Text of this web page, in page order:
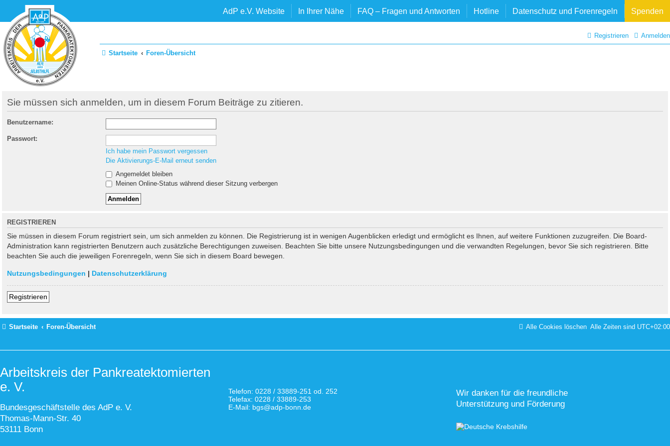
AdP e.V. Website In Ihrer Nähe FAQ – Fragen und Antworten Hotline Datenschutz und Forenregeln Spenden
Anmelden
Registrieren
Startseite Foren-Übersicht
Sie müssen sich anmelden, um in diesem Forum Beiträge zu zitieren.
Benutzername:
Passwort:
Ich habe mein Passwort vergessen
Die Aktivierungs-E-Mail erneut senden
Angemeldet bleiben
Meinen Online-Status während dieser Sitzung verbergen
REGISTRIEREN
Sie müssen in diesem Forum registriert sein, um sich anmelden zu können. Die Registrierung ist in wenigen Augenblicken erledigt und ermöglicht es Ihnen, auf weitere Funktionen zuzugreifen. Die Board-
Administration kann registrierten Benutzern auch zusätzliche Berechtigungen zuweisen. Beachten Sie bitte unsere Nutzungsbedingungen und die verwandten Regelungen, bevor Sie sich registrieren. Bitte
beachten Sie auch die jeweiligen Forenregeln, wenn Sie sich in diesem Board bewegen.
Nutzungsbedingungen | Datenschutzerklärung
Registrieren
Startseite Foren-Übersicht Alle Zeiten sind UTC+02:00
Alle Cookies löschen
Arbeitskreis der Pankreatektomierten
e. V.
Bundesgeschäftstelle des AdP e. V.
Thomas-Mann-Str. 40
53111 Bonn
Telefon: 0228 / 33889-251 od. 252
Telefax: 0228 / 33889-253
E-Mail: bgs@adp-bonn.de
Wir danken für die freundliche
Unterstützung und Förderung